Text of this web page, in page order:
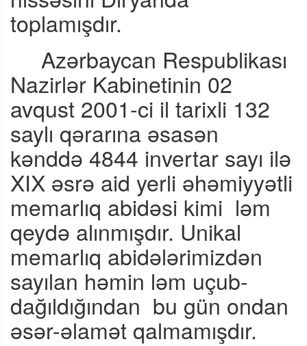
toplamışdır.
Azərbaycan Respublikası
Nazirlər Kabinetinin 02
avqust 2001-ci il tarixli 132
saylı qərarına əsasən
kənddə 4844 invertar sayı ilə
XIX əsrə aid yerli əhəmiyyətli
memarlıq abidəsi kimi ləm
qeydə alınmışdır. Unikal
memarlıq abidələrimizdən
sayılan həmin ləm uçub-
dağıldığından bu gün ondan
əsər-əlamət qalmamışdır.